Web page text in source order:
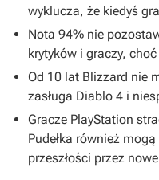
wyklucza, że kiedyś
Nota 94% nie
krytyków i graczy,
Od 10 lat Blizzard nie
zasługa Diablo 4 i
Gracze PlayStation
Pudełka również
przeszłości przez